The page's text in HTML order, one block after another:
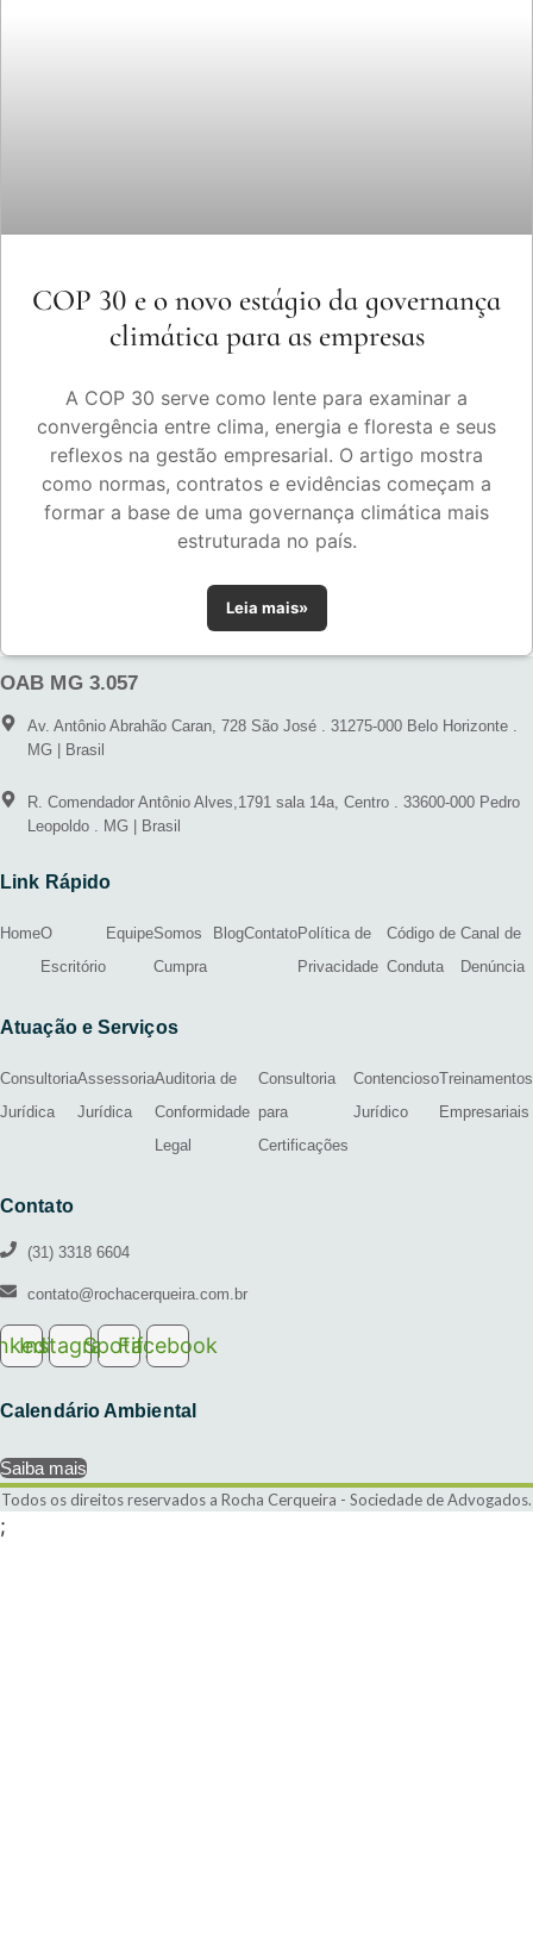
COP 30 e o novo estágio da governança
climática para as empresas
A COP 30 serve como lente para examinar a
convergência entre clima, energia e floresta e seus
reflexos na gestão empresarial. O artigo mostra
como normas, contratos e evidências começam a
formar a base de uma governança climática mais
estruturada no país.
Leia mais»
OAB MG 3.057
Av. Antônio Abrahão Caran, 728 São José . 31275-000 Belo Horizonte .
MG | Brasil
R. Comendador Antônio Alves,1791 sala 14a, Centro . 33600-000 Pedro
Leopoldo . MG | Brasil
Link Rápido
HomeO
Escritório
EquipeSomos
Cumpra
BlogContatoPolítica de
Privacidade
Código de
Conduta
Canal de
Denúncia
Atuação e Serviços
Consultoria
Jurídica
Assessoria
Jurídica
Auditoria de
Conformidade
Legal
Consultoria
para
Certificações
Contencioso
Jurídico
Treinamentos
Empresariais
Contato
(31) 3318 6604
contato@rochacerqueira.com.br
Instagram
SpotifyFacebook
Calendário Ambiental
Saiba mais
Todos os direitos reservados a Rocha Cerqueira - Sociedade de Advogados.
;